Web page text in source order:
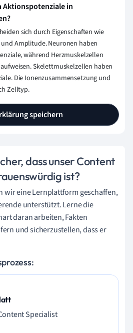
Aktionspotenziale in
sich durch Eigenschaften wie
Amplitude. Neuronen haben
während Herzmuskelzellen
Skelettmuskelzellen haben
Die Ionenzusammensetzung und
Zelltyp.
speichern
dass unser Content
ist?
wir eine Lernplattform geschaffen,
unterstützt. Lerne die
daran arbeiten, Fakten
und sicherzustellen, dass er
Specialist